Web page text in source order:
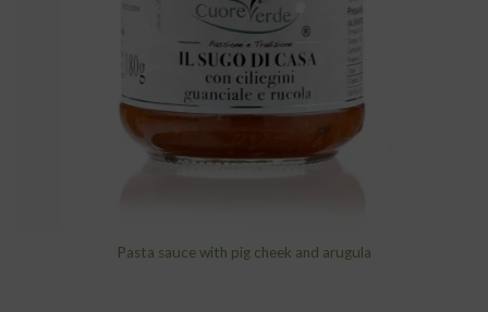
Pasta sauce with pig cheek and arugula